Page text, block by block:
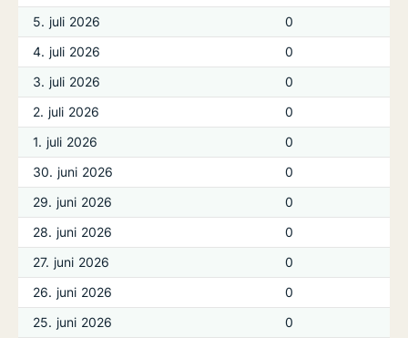
5. juli 2026
0
4. juli 2026
0
3. juli 2026
0
2. juli 2026
0
1. juli 2026
0
30. juni 2026
0
29. juni 2026
0
28. juni 2026
0
27. juni 2026
0
26. juni 2026
0
25. juni 2026
0